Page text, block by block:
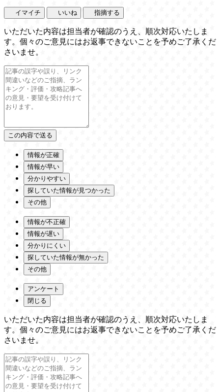
イマイチ いいね 指摘する
いただいた内容は担当者が確認のうえ、順次対応いたしま
す。個々のご意見にはお返事できないことを予めご了承くだ
さいませ。
情報が正確
情報が早い
分かりやすい
探していた情報が見つかった
その他
情報が不正確
情報が遅い
分かりにくい
探していた情報が無かった
その他
アンケート
閉じる
いただいた内容は担当者が確認のうえ、順次対応いたしま
す。個々のご意見にはお返事できないことを予めご了承くだ
さいませ。